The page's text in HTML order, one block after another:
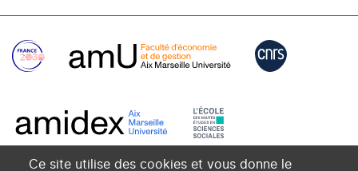
Ce site utilise des cookies et vous donne le